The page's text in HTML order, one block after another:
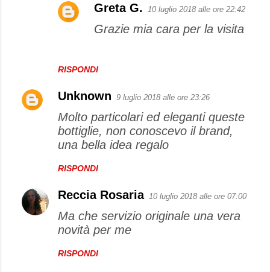
RISPONDI
Greta G. 10 luglio 2018 alle ore 22:42
Grazie mia cara per la visita
Unknown 9 luglio 2018 alle ore 23:26
Molto particolari ed eleganti queste
bottiglie, non conoscevo il brand,
una bella idea regalo
RISPONDI
Reccia Rosaria 10 luglio 2018 alle ore 07:00
Ma che servizio originale una vera
novità per me
RISPONDI